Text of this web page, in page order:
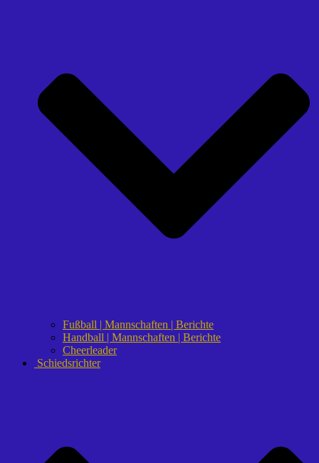
Fußball | Mannschaften | Berichte
Handball | Mannschaften | Berichte
Cheerleader
Schiedsrichter